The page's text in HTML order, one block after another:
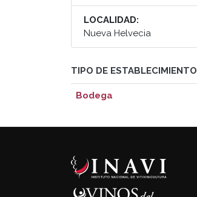
LOCALIDAD:
Nueva Helvecia
TIPO DE ESTABLECIMIENTO
Bodega